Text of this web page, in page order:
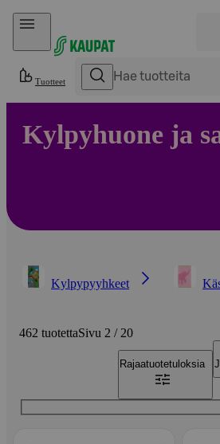
Hyppää sisältöön
Tuotteet
Kylpyhuone ja
Kylpypyyhkeet
462 tuotettaSivu 2 / 20
Rajaatuotetuloksia